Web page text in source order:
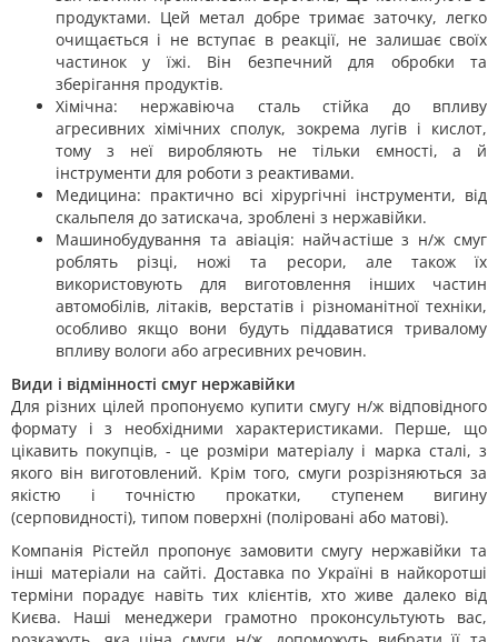
продуктами. Цей метал добре тримає заточку, легко
очищається і не вступає в реакції, не залишає своїх
частинок у їжі. Він безпечний для обробки та
зберігання продуктів.
Хімічна: нержавіюча сталь стійка до впливу
агресивних хімічних сполук, зокрема лугів і кислот,
тому з неї виробляють не тільки ємності, а й
інструменти для роботи з реактивами.
Медицина: практично всі хірургічні інструменти, від
скальпеля до затискача, зроблені з нержавійки.
Машинобудування та авіація: найчастіше з н/ж смуг
роблять різці, ножі та ресори, але також їх
використовують для виготовлення інших частин
автомобілів, літаків, верстатів і різноманітної техніки,
особливо якщо вони будуть піддаватися тривалому
впливу вологи або агресивних речовин.
Види і відмінності смуг нержавійки
Для різних цілей пропонуємо купити смугу н/ж відповідного
формату і з необхідними характеристиками. Перше, що
цікавить покупців, - це розміри матеріалу і марка сталі, з
якого він виготовлений. Крім того, смуги розрізняються за
якістю і точністю прокатки, ступенем вигину
(серповидності), типом поверхні (поліровані або матові).
Компанія Рістейл пропонує замовити смугу нержавійки та
інші матеріали на сайті. Доставка по Україні в найкоротші
терміни порадує навіть тих клієнтів, хто живе далеко від
Києва. Наші менеджери грамотно проконсультують вас,